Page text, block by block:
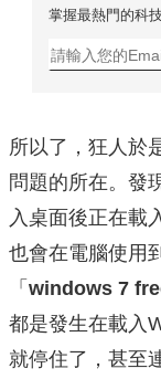
掌握最熱門的科
所以了，狂人於
問題的所在。發
入桌面後正在載
也會在電腦使用
「 windows 7
都是發生在載入
就停住了，甚至